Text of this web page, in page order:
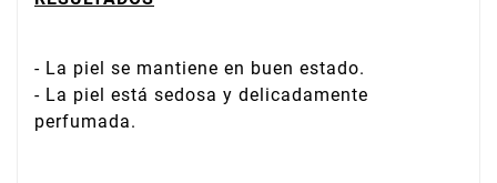
- La piel se mantiene en buen estado.
- La piel está sedosa y delicadamente
perfumada.